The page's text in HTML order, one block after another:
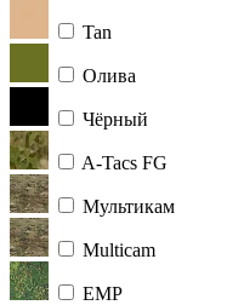
Tan
Олива
Чёрный
A-Tacs FG
Мультикам
Multicam
ЕМР